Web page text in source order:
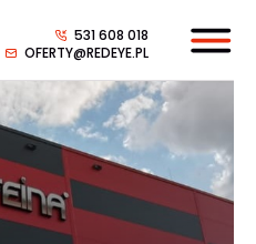
531 608 018
OFERTY@REDEYE.PL